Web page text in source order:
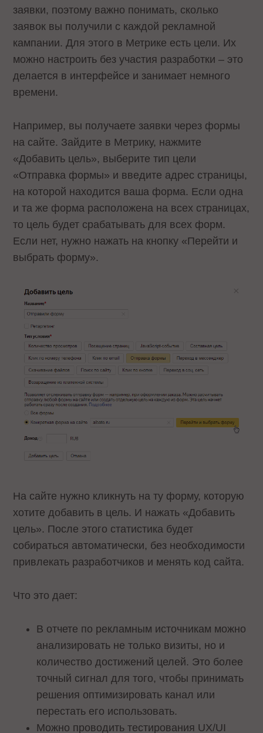
заявки, поэтому важно понимать, сколько
заявок вы получили с каждой рекламной
кампании. Для этого в Метрике есть цели. Их
можно настроить без участия разработки – это
делается в интерфейсе и занимает немного
времени.
Например, вы получаете заявки через формы
на сайте. Зайдите в Метрику, нажмите
«Добавить цель», выберите тип цели
«Отправка формы» и введите адрес страницы,
на которой находится ваша форма. Если одна
и та же форма расположена на всех страницах,
то цель будет срабатывать для всех форм.
Если нет, нужно нажать на кнопку «Перейти и
выбрать форму».
На сайте нужно кликнуть на ту форму, которую
хотите добавить в цель. И нажать «Добавить
цель». После этого статистика будет
собираться автоматически, без необходимости
привлекать разработчиков и менять код сайта.
Что это дает:
В отчете по рекламным источникам можно
анализировать не только визиты, но и
количество достижений целей. Это более
точный сигнал для того, чтобы принимать
решения оптимизировать канал или
перестать его использовать.
Можно проводить тестирования UX/UI